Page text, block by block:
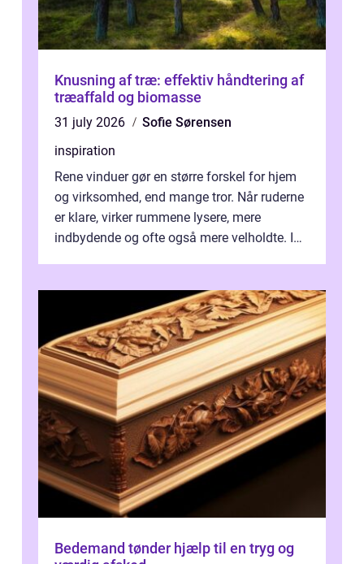
Knusning af træ: effektiv håndtering af
træaffald og biomasse
31 july 2026
Sofie Sørensen
inspiration
Rene vinduer gør en større forskel for hjem
og virksomhed, end mange tror. Når ruderne
er klare, virker rummene lysere, mere
indbydende og ofte også mere velholdte. I
Bedemand tønder hjælp til en tryg og